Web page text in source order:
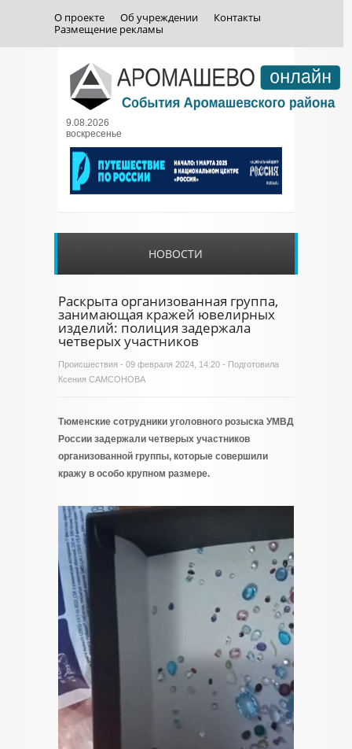
О проекте Об учреждении
Контакты
Размещение рекламы
9.08.2026
воскресенье
НОВОСТИ
Раскрыта организованная группа,
занимающая кражей ювелирных
изделий: полиция задержала
четверых участников
Происшествия - 09 февраля 2024, 14:20 - Подготовила
Ксения САМСОНОВА
Тюменские сотрудники уголовного розыска УМВД
России задержали четверых участников
организованной группы, которые совершили
кражу в особо крупном размере.